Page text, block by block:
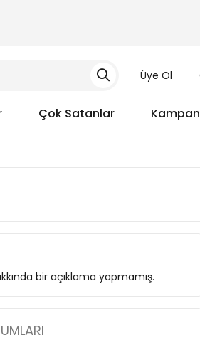
Üye Ol
Çok Satanlar
bir açıklama yapmamış.